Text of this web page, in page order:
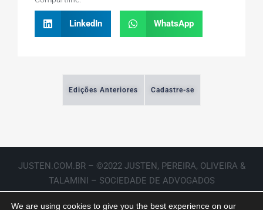
LinkedIn WhatsApp
Edições Anteriores Cadastre-se
JUSTEN.COM.BR – ©2022 JUSTEN, PEREIRA, OLIVEIRA &
TALAMINI – SOCIEDADE DE ADVOGADOS
We are using cookies to give you the best experience on our